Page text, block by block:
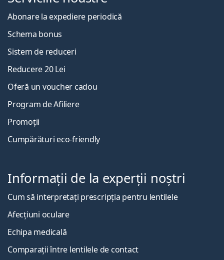
Abonare la expediere periodică
Schema bonus
Sistem de reduceri
Reducere 20 Lei
Oferă un voucher cadou
Program de Afiliere
Promoții
Cumpărături eco-friendly
Informații de la experții noștri
Cum să interpretați prescripția pentru lentilele
Afecțiuni oculare
Echipa medicală
Comparații între lentilele de contact